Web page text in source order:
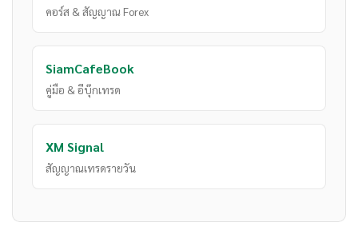
คอร์ส & สัญญาณ Forex
SiamCafeBook
คู่มือ & อีบุ๊กเทรด
XM Signal
สัญญาณเทรดรายวัน